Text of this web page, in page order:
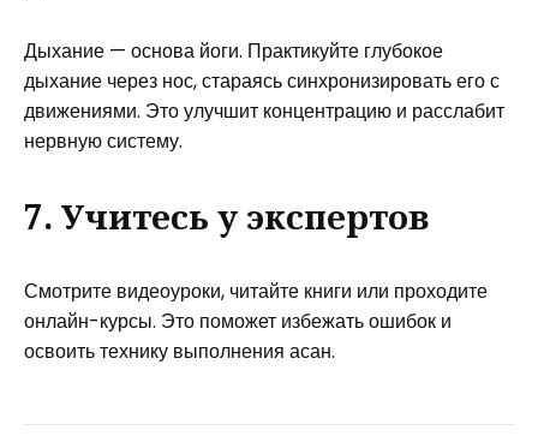
Дыхание — основа йоги. Практикуйте глубокое
дыхание через нос, стараясь синхронизировать его с
движениями. Это улучшит концентрацию и расслабит
нервную систему.
7. Учитесь у экспертов
Смотрите видеоуроки, читайте книги или проходите
онлайн-курсы. Это поможет избежать ошибок и
освоить технику выполнения асан.